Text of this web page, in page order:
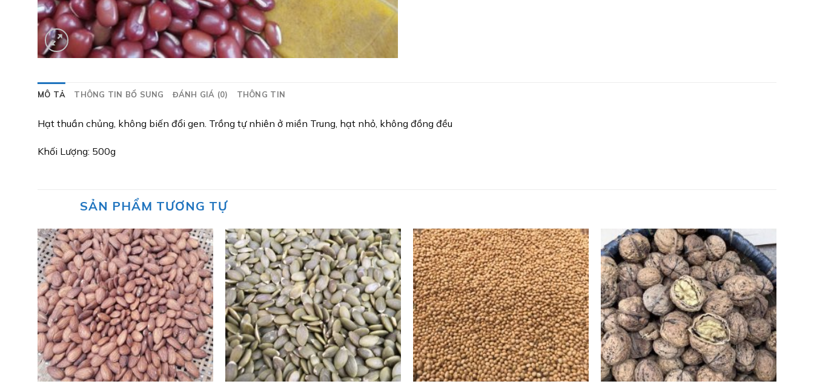
MÔ TẢ THÔNG TIN BỔ SUNG ĐÁNH GIÁ (0) THÔNG TIN
Hạt thuần chủng, không biến đổi gen. Trồng tự nhiên ở miền Trung, hạt nhỏ, không đồng đều
Khối Lượng: 500g
SẢN PHẨM TƯƠNG TỰ
Add to
wishlist
Add to
wishlist
Add to
wishlist
Add to
wishlist